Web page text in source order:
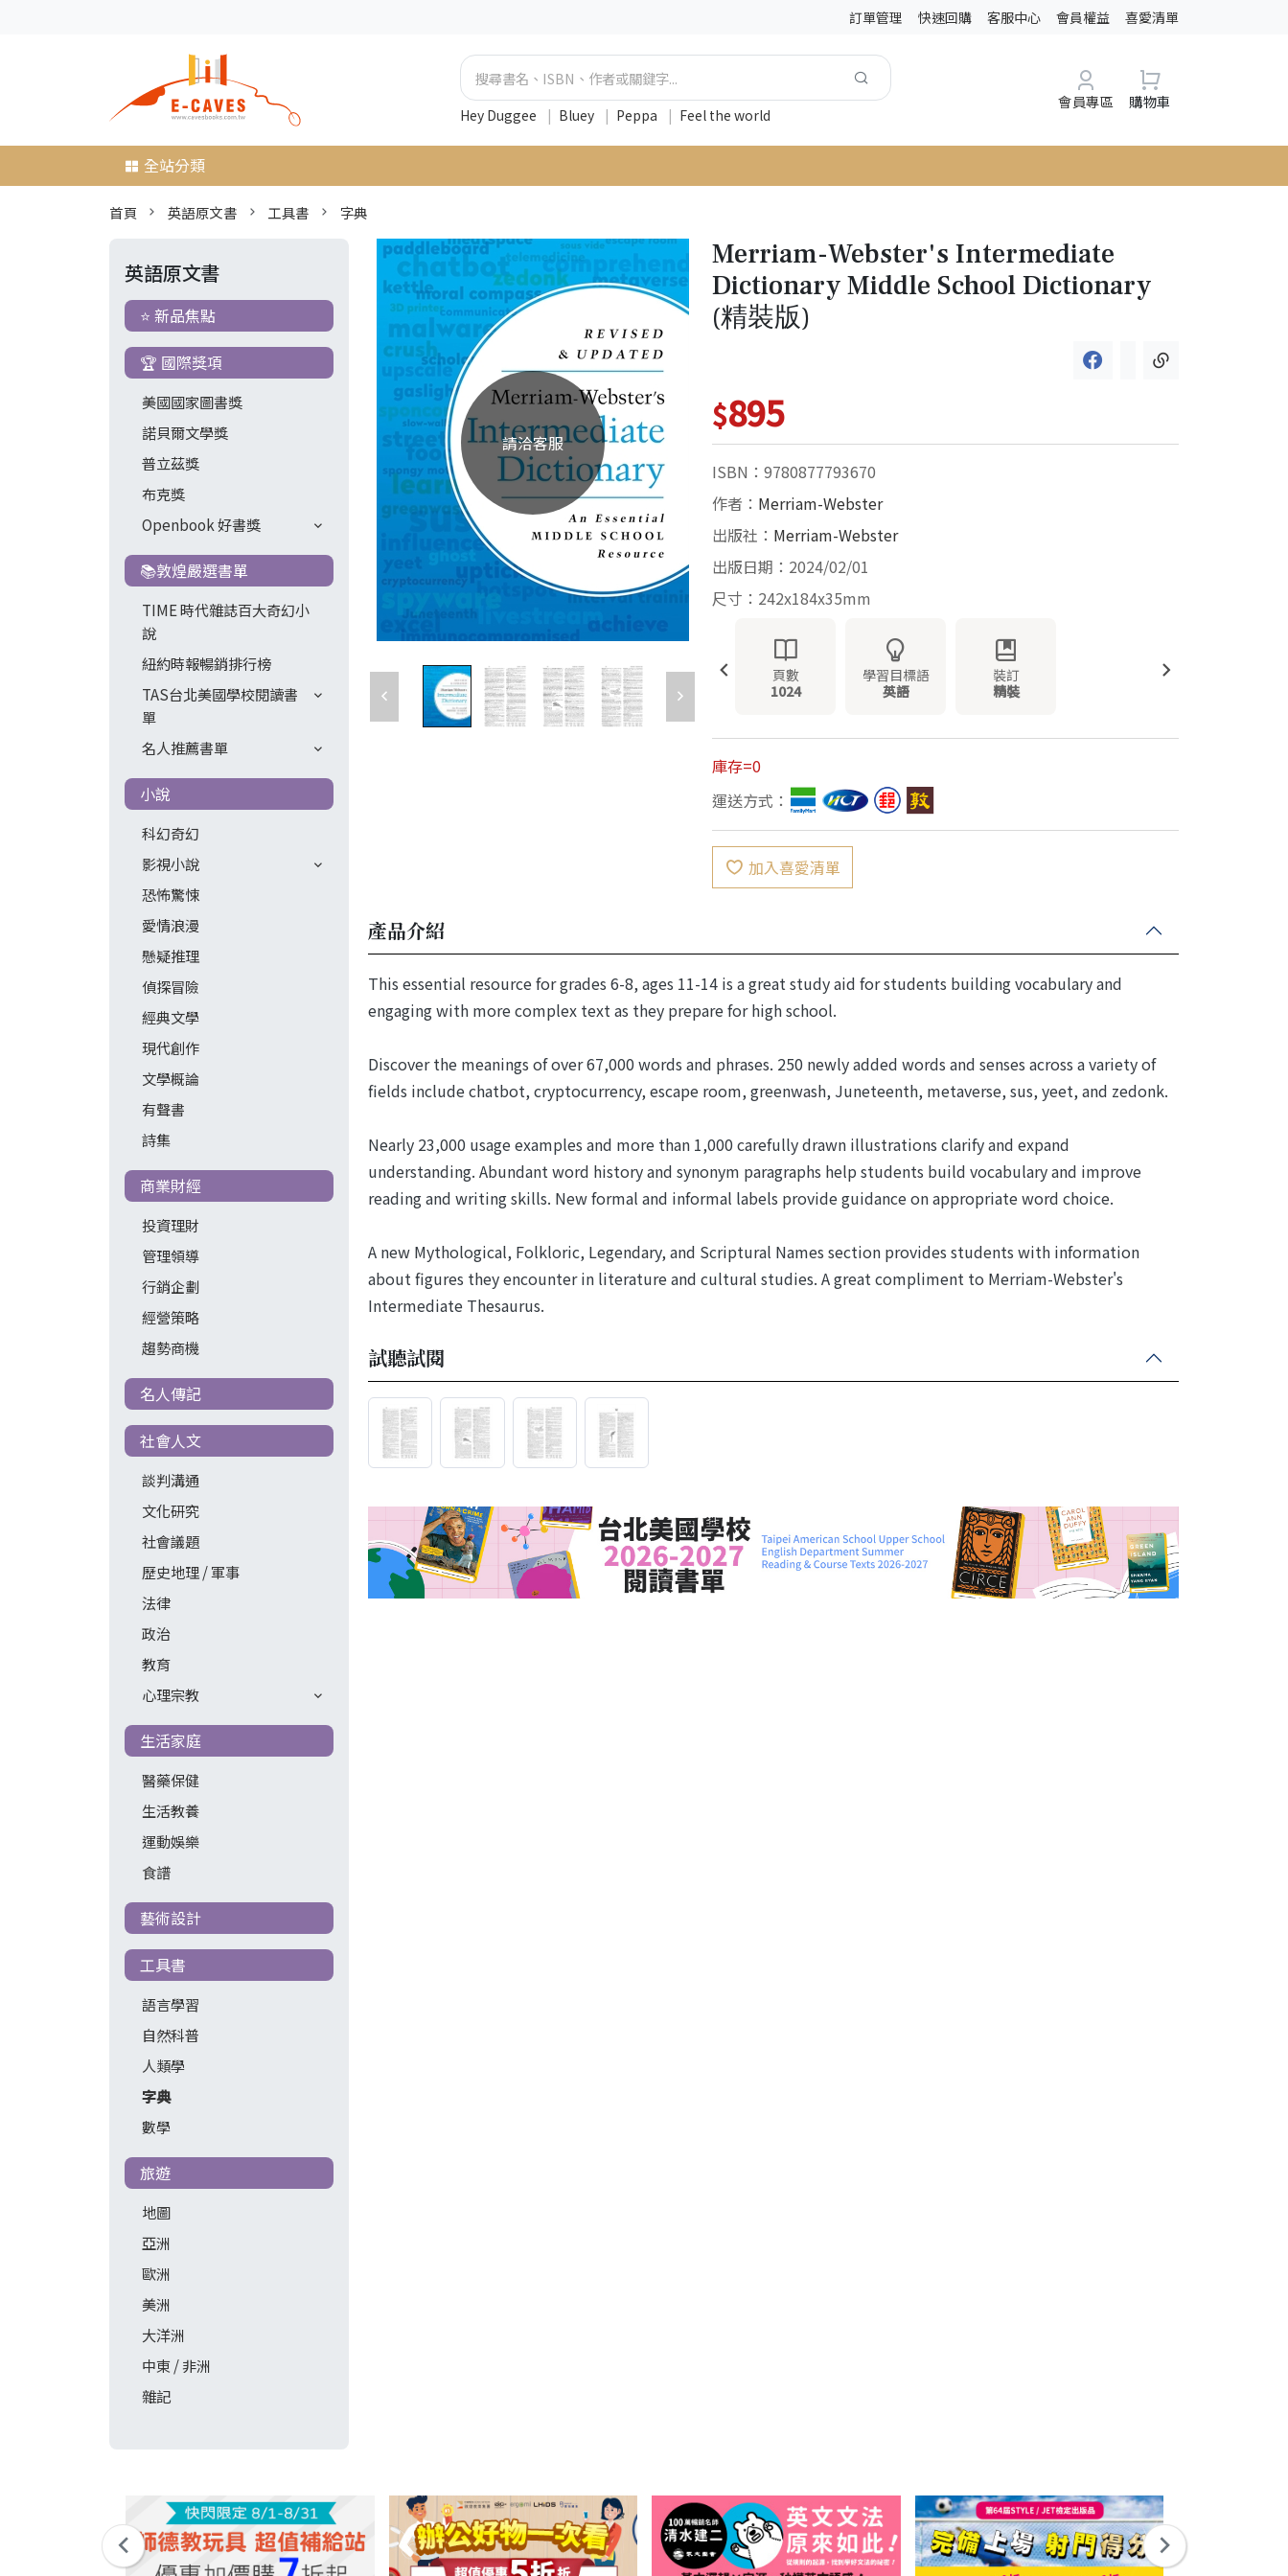
訂單管理 快速回購 客服中心 會員權益 喜愛清單
Hey Duggee | Bluey | Peppa | Feel the world
會員專區 購物車
全站分類
首頁 英語原文書 工具書 字典
英語原文書
⭐ 新品焦點
🏆 國際獎項
美國國家圖書獎
諾貝爾文學獎
普立茲獎
布克獎
Openbook 好書獎
📚敦煌嚴選書單
TIME 時代雜誌百大奇幻小
說
紐約時報暢銷排行榜
TAS台北美國學校閱讀書
單
名人推薦書單
小說
科幻奇幻
影視小說
恐怖驚悚
愛情浪漫
懸疑推理
偵探冒險
經典文學
現代創作
文學概論
有聲書
詩集
商業財經
投資理財
管理領導
行銷企劃
經營策略
趨勢商機
名人傳記
社會人文
談判溝通
文化研究
社會議題
歷史地理 / 軍事
法律
政治
教育
心理宗教
生活家庭
醫藥保健
生活教養
運動娛樂
食譜
藝術設計
工具書
語言學習
自然科普
人類學
字典
數學
旅遊
地圖
亞洲
歐洲
美洲
大洋洲
中東 / 非洲
雜記
請洽客服
Merriam-Webster's Intermediate
Dictionary Middle School Dictionary
(精裝版)
$895
ISBN：9780877793670
作者： Merriam-Webster
出版社： Merriam-Webster
出版日期：2024/02/01
尺寸：242x184x35mm
頁數
1024
學習目標語
英語
裝訂
精裝
庫存=0
運送方式：
加入喜愛清單
產品介紹
This essential resource for grades 6-8, ages 11-14 is a great study aid for students building vocabulary and
engaging with more complex text as they prepare for high school.
Discover the meanings of over 67,000 words and phrases. 250 newly added words and senses across a variety of
fields include chatbot, cryptocurrency, escape room, greenwash, Juneteenth, metaverse, sus, yeet, and zedonk.
Nearly 23,000 usage examples and more than 1,000 carefully drawn illustrations clarify and expand
understanding. Abundant word history and synonym paragraphs help students build vocabulary and improve
reading and writing skills. New formal and informal labels provide guidance on appropriate word choice.
A new Mythological, Folkloric, Legendary, and Scriptural Names section provides students with information
about figures they encounter in literature and cultural studies. A great compliment to Merriam-Webster's
Intermediate Thesaurus.
試聽試閱